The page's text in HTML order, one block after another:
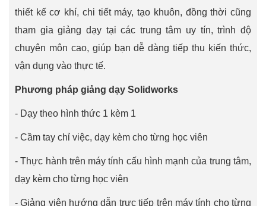
thiết kế cơ khí, chi tiết máy, tạo khuôn, đồng thời cũng
tham gia giảng dạy tại các trung tâm uy tín, trình độ
chuyên môn cao, giúp bạn dễ dàng tiếp thu kiến thức,
vận dụng vào thực tế.
Phương pháp giảng dạy Solidworks
- Dạy theo hình thức 1 kèm 1
- Cầm tay chỉ việc, dạy kèm cho từng học viên
- Thực hành trên máy tính cấu hình mạnh của trung tâm,
dạy kèm cho từng học viên
- Giảng viên hướng dẫn trực tiếp trên máy tính cho từng